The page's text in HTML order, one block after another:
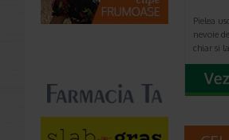
Pielea
nevoie
chiar si